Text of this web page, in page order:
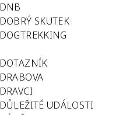
DNB
DOBRÝ SKUTEK
DOGTREKKING
DOTAZNÍK
DRABOVA
DRAVCI
DŮLEŽITÉ UDÁLOSTI